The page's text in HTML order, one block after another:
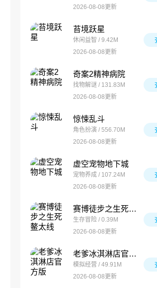
2026-08-08更新
苔境跃星
休闲益智 / 9.42M
2026-08-08更新
奇案2精神病院
找物解谜 / 131.83M
2026-08-08更新
惊悚乱斗
角色扮演 / 556.70M
2026-08-08更新
虚空宠物地下城
宠物养成 / 107.24M
2026-08-08更新
赛博徒步之生死鳌太线
生存冒险 / 0.39M
2026-08-08更新
老爹冰淇淋店官方版
模拟经营 / 49.91M
2026-08-08更新